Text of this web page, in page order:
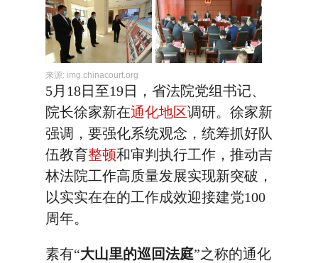
来源: img.chinacourt.org
5月18日至19日，省法院党组书记、
院长徐家新在通化地区调研。徐家新
强调，要强化系统观念，统筹抓好队
伍教育整顿和审判执行工作，推动吉
林法院工作高质量发展实现新突破，
以实实在在的工作成效迎接建党100
周年。
素有“大山里的巡回法庭”之称的通化